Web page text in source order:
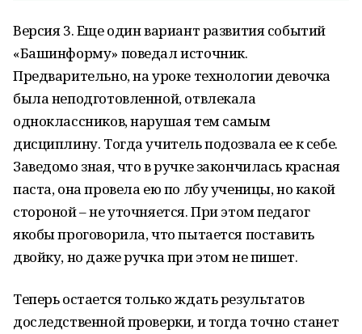
Версия 3. Еще один вариант развития событий
«Башинформу» поведал источник.
Предварительно, на уроке технологии девочка
была неподготовленной, отвлекала
одноклассников, нарушая тем самым
дисциплину. Тогда учитель подозвала ее к себе.
Заведомо зная, что в ручке закончилась красная
паста, она провела ею по лбу ученицы, но какой
стороной – не уточняется. При этом педагог
якобы проговорила, что пытается поставить
двойку, но даже ручка при этом не пишет.
Теперь остается только ждать результатов
доследственной проверки, и тогда точно станет